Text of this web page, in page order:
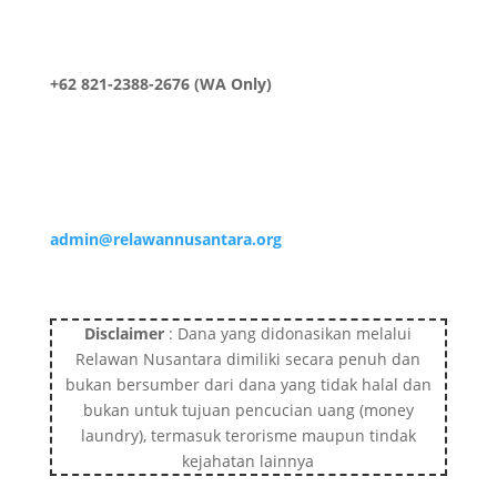
+62 821-2388-2676 (WA Only)
admin@relawannusantara.org
Disclaimer : Dana yang didonasikan melalui
Relawan Nusantara dimiliki secara penuh dan
bukan bersumber dari dana yang tidak halal dan
bukan untuk tujuan pencucian uang (money
laundry), termasuk terorisme maupun tindak
kejahatan lainnya